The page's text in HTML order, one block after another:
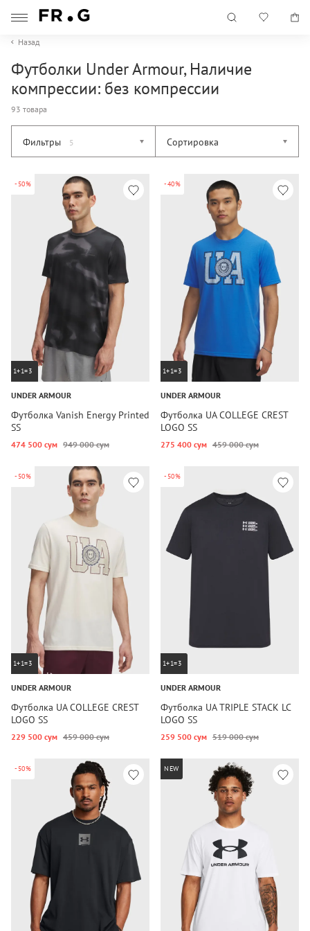
Назад
Футболки Under Armour, Наличие
компрессии: без компрессии
93 товара
Фильтры 5 Сортировка
-50%
1+1=3
UNDER ARMOUR
Футболка Vanish Energy Printed
SS
474 500 сум 949 000 сум
-40%
1+1=3
UNDER ARMOUR
Футболка UA COLLEGE CREST
LOGO SS
275 400 сум 459 000 сум
-50%
1+1=3
UNDER ARMOUR
Футболка UA COLLEGE CREST
LOGO SS
229 500 сум 459 000 сум
-50%
1+1=3
UNDER ARMOUR
Футболка UA TRIPLE STACK LC
LOGO SS
259 500 сум 519 000 сум
-50% NEW